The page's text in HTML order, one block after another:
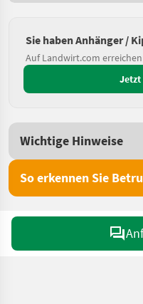
Sie haben Anhänger /
Auf Landwirt.com
Wichtige Hinweise
So erkennen Sie